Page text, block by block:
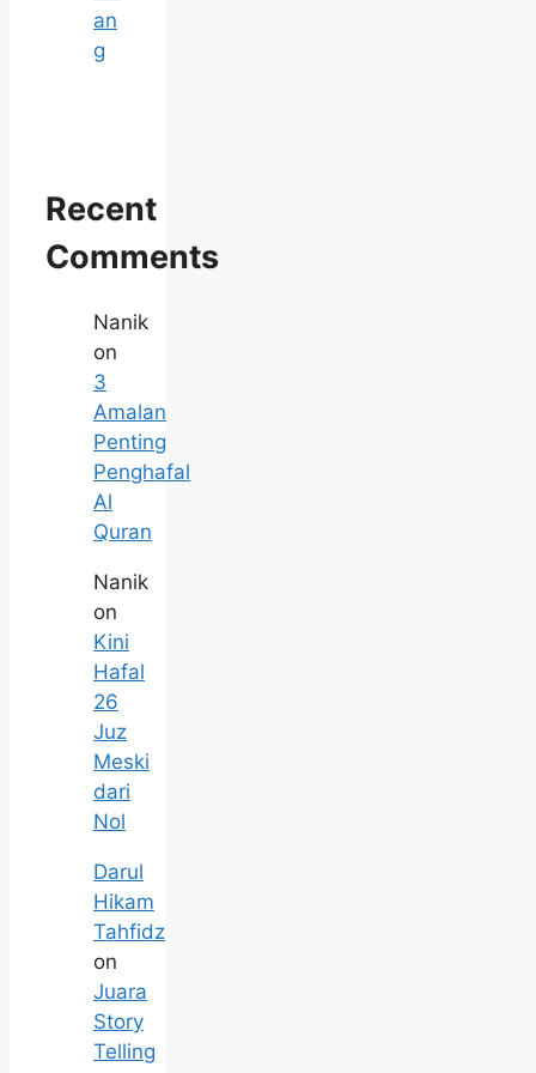
an
g
Recent
Comments
Nanik
on
3
Amalan
Penting
Penghafal
Al
Quran
Nanik
on
Kini
Hafal
26
Juz
Meski
dari
Nol
Darul
Hikam
Tahfidz
on
Juara
Story
Telling